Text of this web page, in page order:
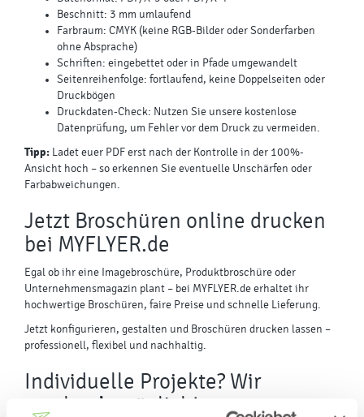
Beschnitt: 3 mm umlaufend
Farbraum: CMYK (keine RGB-Bilder oder Sonderfarben
ohne Absprache)
Schriften: eingebettet oder in Pfade umgewandelt
Seitenreihenfolge: fortlaufend, keine Doppelseiten oder
Druckbögen
Druckdaten-Check: Nutzen Sie unsere kostenlose
Datenprüfung, um Fehler vor dem Druck zu vermeiden.
Tipp: Ladet euer PDF erst nach der Kontrolle in der 100%-
Ansicht hoch – so erkennen Sie eventuelle Unschärfen oder
Farbabweichungen.
Jetzt Broschüren online drucken
bei MYFLYER.de
Egal ob ihr eine Imagebroschüre, Produktbroschüre oder
Unternehmensmagazin plant – bei MYFLYER.de erhaltet ihr
hochwertige Broschüren, faire Preise und schnelle Lieferung.
Jetzt konfigurieren, gestalten und Broschüren drucken lassen –
professionell, flexibel und nachhaltig.
Individuelle Projekte? Wir
machen’s möglich!